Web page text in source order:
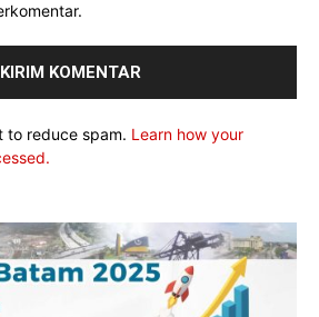
to reduce spam. Learn how your